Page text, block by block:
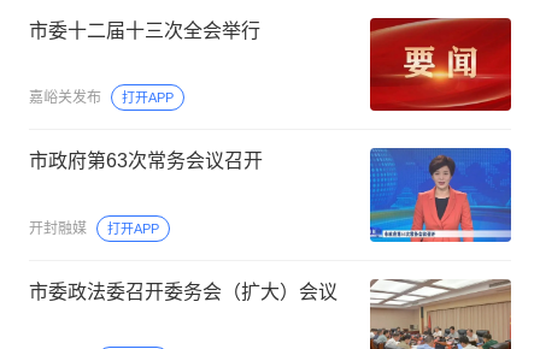
市委十二届十三次全会举行
嘉峪关发布 打开APP
市政府第63次常务会议召开
开封融媒 打开APP
市委政法委召开委务会（扩大）会议